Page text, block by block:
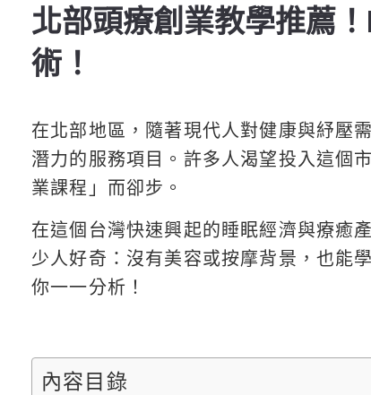
北部頭療創業教學推薦
術！
在北部地區，隨著現代人對健康與紓壓
潛力的服務項目。許多人渴望投入這個
業課程」而卻步。
在這個台灣快速興起的睡眠經濟與療癒
少人好奇：沒有美容或按摩背景，也能
你一一分析！
內容目錄